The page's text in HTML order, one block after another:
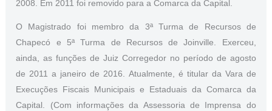
2008. Em 2011 foi removido para a Comarca da Capital.
O Magistrado foi membro da 3ª Turma de Recursos de
Chapecó e 5ª Turma de Recursos de Joinville. Exerceu,
ainda, as funções de Juiz Corregedor no período de agosto
de 2011 a janeiro de 2016. Atualmente, é titular da Vara de
Execuções Fiscais Municipais e Estaduais da Comarca da
Capital. (Com informações da Assessoria de Imprensa do